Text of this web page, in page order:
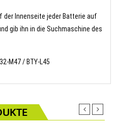
der Innenseite jeder Batterie auf
gib ihn in die Suchmaschine des
M47 / BTY-L45